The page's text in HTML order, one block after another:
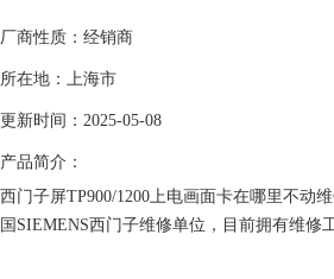
厂商性质：经销商
所在地：上海市
更新时间：2025-05-08
产品简介：
西门子屏TP900/1200上电画面卡在哪里不动
国SIEMENS西门子维修单位，目前拥有维